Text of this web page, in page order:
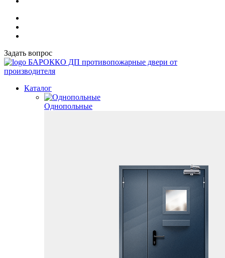
Задать вопрос
БАРОККО ДП противопожарные двери от
производителя
Каталог
Однопольные